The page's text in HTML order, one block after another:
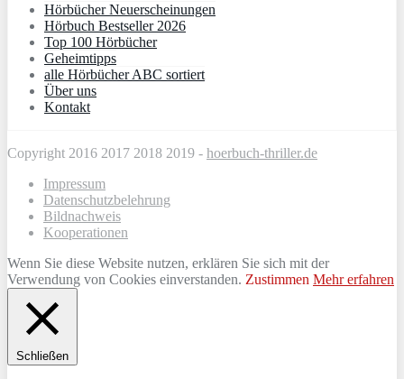
Hörbücher Neuerscheinungen
Hörbuch Bestseller 2026
Top 100 Hörbücher
Geheimtipps
alle Hörbücher ABC sortiert
Über uns
Kontakt
Copyright 2016 2017 2018 2019 - hoerbuch-thriller.de
Impressum
Datenschutzbelehrung
Bildnachweis
Kooperationen
Wenn Sie diese Website nutzen, erklären Sie sich mit der
Verwendung von Cookies einverstanden. Zustimmen Mehr erfahren
Schließen